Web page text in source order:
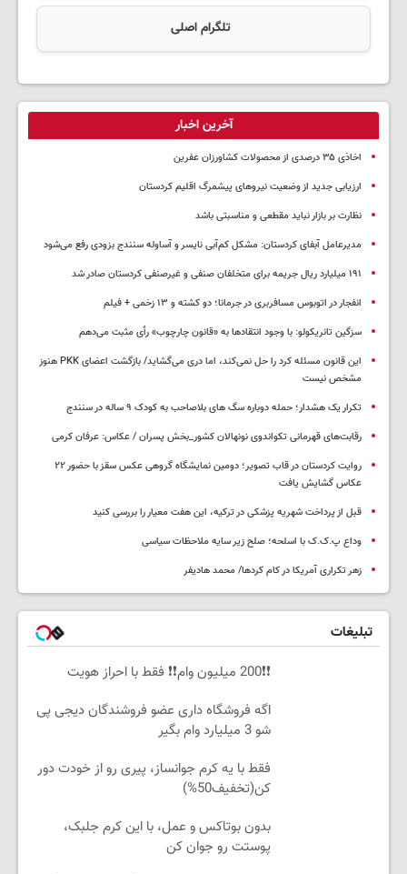
تلگرام اصلی
آخرین اخبار
اخاذی ۳۵ درصدی از محصولات کشاورزان عفرین
ارزیابی جدید از وضعیت نیروهای پیشمرگ اقلیم کردستان
نظارت بر بازار نباید مقطعی و مناسبتی باشد
مدیرعامل آبفای کردستان: مشکل کم‌آبی نایسر و آساوله سنندج بزودی رفع می‌شود
۱۹۱ میلیارد ریال جریمه برای متخلفان صنفی و غیرصنفی کردستان صادر شد
انفجار در اتوبوس مسافربری در جرمانا؛ دو کشته و ۱۳ زخمی + فیلم
سزگین تانریکولو: با وجود انتقادها به «قانون چارچوب» رأی مثبت می‌دهم
این قانون مسئله کرد را حل نمی‌کند، اما دری می‌گشاید/ بازگشت اعضای PKK هنوز
مشخص نیست
تکرار یک هشدار؛ حمله دوباره سگ های بلاصاحب به کودک ۹ ساله در سنندج
رقابت‌های قهرمانی تکواندوی نونهالان کشور_بخش پسران / عکاس: عرفان کرمی
روایت کردستان در قاب تصویر؛ دومین نمایشگاه گروهی عکس سقز با حضور ۲۲
عکاس گشایش یافت
قبل از پرداخت شهریه پزشکی در ترکیه، این هفت معیار را بررسی کنید
وداع پ.ک.ک با اسلحه؛ صلح زیر سایه ملاحظات سیاسی
زهر تکراری آمریکا در کام کردها/ محمد هادیفر
تبلیغات
❗❗200 میلیون وام❗❗ فقط با احراز هویت
اگه فروشگاه داری عضو فروشندگان دیجی پی
شو 3 میلیارد وام بگیر
فقط با یه کرم جوانساز، پیری رو از خودت دور
کن(تخفیف50%)
بدون بوتاکس و عمل، با این کرم جلبک،
پوستت رو جوان کن